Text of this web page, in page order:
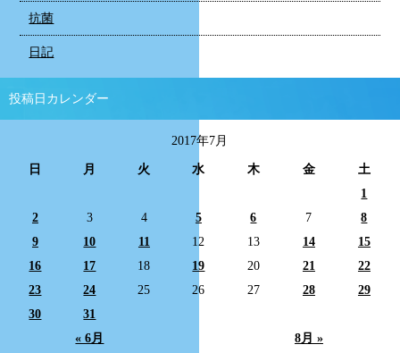
抗菌
日記
投稿日カレンダー
2017年7月
日 月 火 水 木 金 土
« 6月 8月 »
1
2
3 4 5 6 7
8
9
10 11 12 13 14
15
16
17 18 19 20 21
22
23
24 25 26 27 28
29
30
31